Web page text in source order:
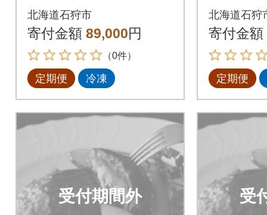
ろけるチーズin道産牛
ハンバーグ120g×12個
全6回
北海道石狩市
寄付金額 89,000円
（0件）
定期便 冷凍
ろける
ハンバ
全6回
北海道石狩
寄付金額
定期便
受付期間外 受